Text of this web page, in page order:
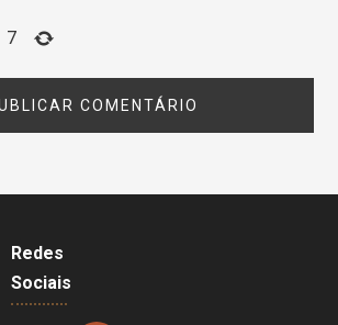
7
Redes
Sociais